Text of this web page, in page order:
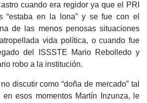
cuando era regidor ya que el PRI
“estaba en la lona” y se fue con el
de las menos penosas situaciones
vida política, o cuando fue
del ISSSTE Mario Rebolledo y
robo a la institución.
discutir como “doña de mercado” tal
esos momentos Martín Inzunza, le